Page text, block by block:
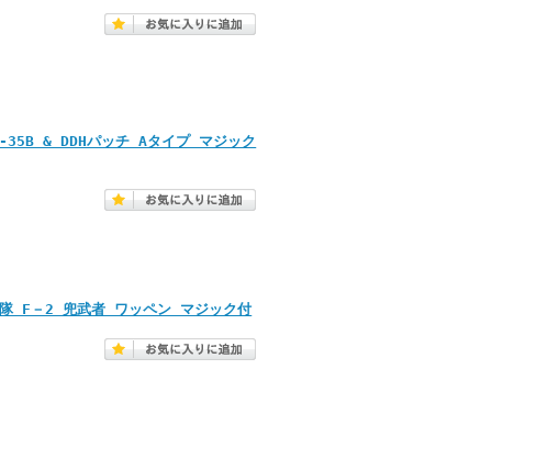
35B & DDHパッチ Aタイプ マジック
F－2 兜武者 ワッペン マジック付